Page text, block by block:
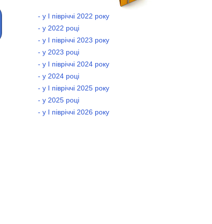
- у І півріччі 2022 року
- у 2022 році
- у І півріччі 2023 року
- у 2023 році
- у І півріччі 2024 року
- у 2024 році
- у І півріччі 2025 року
- у 2025 році
- у І півріччі 2026 року